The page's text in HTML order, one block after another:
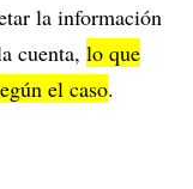
la información
cuenta, lo que
el caso.